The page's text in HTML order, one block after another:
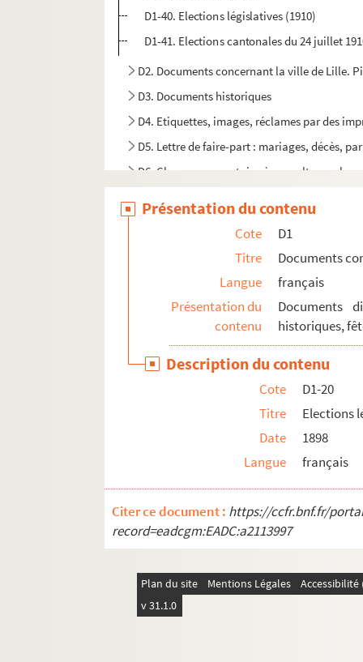
D1-40. Elections législatives (1910)
D1-41. Elections cantonales du 24 juillet
D2. Documents concernant la ville de Lille.
D3. Documents historiques
D4. Etiquettes, images, réclames par des
D5. Lettre de faire-part : mariages, décès,
D6. Chansons en patois - à consulter sur le
D8. Collection d'Ex-libris
Présentation du contenu
Cote
D1
Titre
Documents
Langue
français
Présentation du
contenu
Documents
historiques,
Description du contenu
Cote
D1-20
Titre
Elections
Date
1898
Langue
français
Citer ce document : https://ccfr.bnf.fr/
record=eadcgm:EADC:a2113997
Plan du site Mentions Légales
v 31.1.0